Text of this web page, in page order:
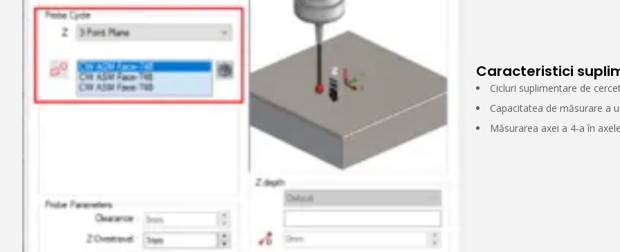
Caracteristici
Cicluri suplimentare de
Capacitatea de măsurare a
Măsurarea axei a 4-a în